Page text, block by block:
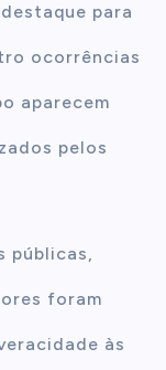
para
ocorrências
aparecem
pelos
públicas,
foram
às